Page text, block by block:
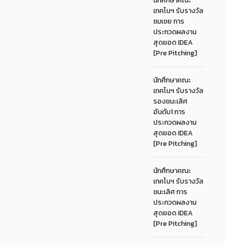
เทคโนฯ รับรางวัล
ชมเชย การ
ประกวดผลงาน
สุดยอด IDEA
[Pre Pitching]
นักศึกษาคณะ
เทคโนฯ รับรางวัล
รองชนะเลิศ
อันดับ1 การ
ประกวดผลงาน
สุดยอด IDEA
[Pre Pitching]
นักศึกษาคณะ
เทคโนฯ รับรางวัล
ชนะเลิศ การ
ประกวดผลงาน
สุดยอด IDEA
[Pre Pitching]